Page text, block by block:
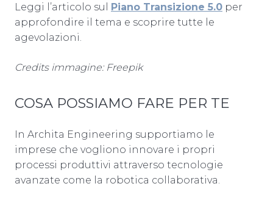
Leggi l’articolo sul Piano Transizione 5.0 per
approfondire il tema e scoprire tutte le
agevolazioni.
Credits immagine: Freepik
COSA POSSIAMO FARE PER TE
In Archita Engineering supportiamo le
imprese che vogliono innovare i propri
processi produttivi attraverso tecnologie
avanzate come la robotica collaborativa.